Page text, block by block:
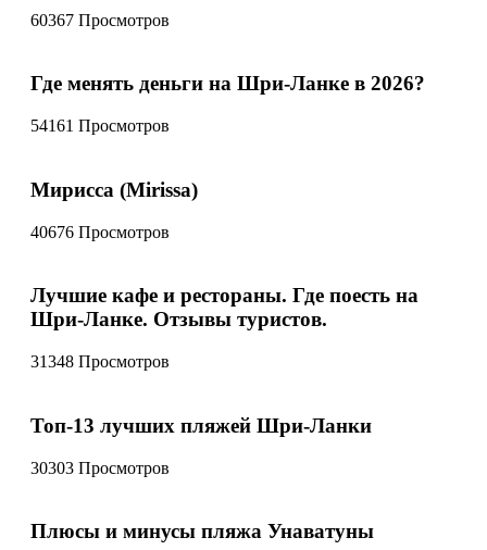
60367 Просмотров
Где менять деньги на Шри-Ланке в 2026?
54161 Просмотров
Мирисса (Mirissa)
40676 Просмотров
Лучшие кафе и рестораны. Где поесть на
Шри-Ланке. Отзывы туристов.
31348 Просмотров
Топ-13 лучших пляжей Шри-Ланки
30303 Просмотров
Плюсы и минусы пляжа Унаватуны